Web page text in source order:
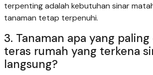
terpenting adalah kebutuhan sinar
tanaman tetap terpenuhi.
3. Tanaman apa yang
teras rumah yang terkena
langsung?